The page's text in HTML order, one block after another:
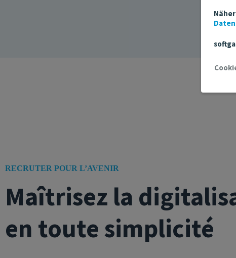
RECRUTER POUR L’AVENIR
Maîtrisez la
en toute simplicité